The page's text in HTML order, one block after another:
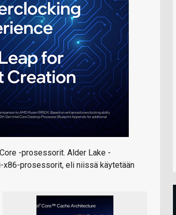
-prosessorit. Alder Lake -
prosessorit, eli niissä käytetään